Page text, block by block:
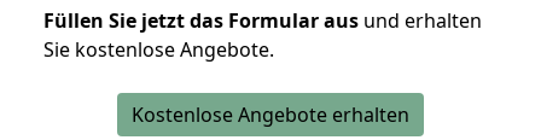
Füllen Sie jetzt das Formular aus und erhalten
Sie kostenlose Angebote.
Kostenlose Angebote erhalten